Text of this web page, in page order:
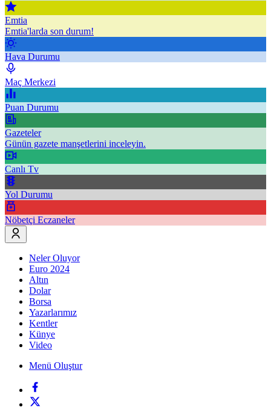
Emtia
Emtia'larda son durum!
Hava Durumu
Maç Merkezi
Puan Durumu
Gazeteler
Günün gazete manşetlerini inceleyin.
Canlı Tv
Yol Durumu
Nöbetçi Eczaneler
Neler Oluyor
Euro 2024
Altın
Dolar
Borsa
Yazarlarımız
Kentler
Künye
Video
Menü Oluştur